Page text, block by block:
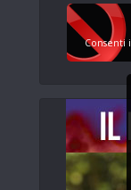
Consenti